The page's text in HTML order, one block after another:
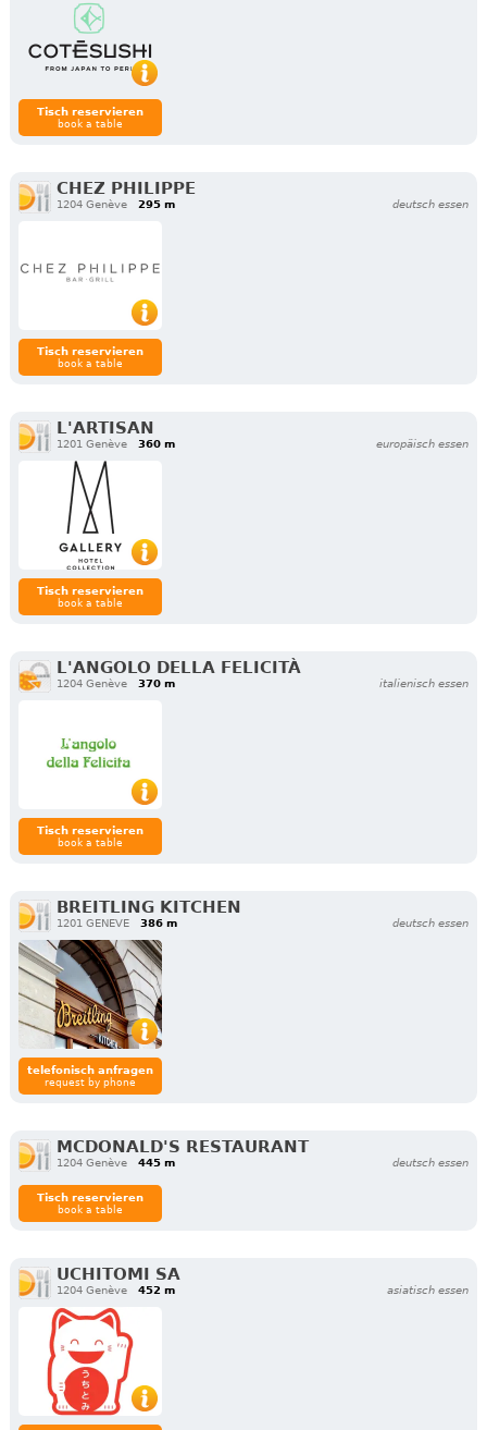
Tisch reservieren
book a table
CHEZ PHILIPPE
1204 Genève 295 m deutsch essen
Tisch reservieren
book a table
L'ARTISAN
1201 Genève 360 m europäisch essen
Tisch reservieren
book a table
L'ANGOLO DELLA FELICITÀ
1204 Genève 370 m italienisch essen
Tisch reservieren
book a table
BREITLING KITCHEN
1201 GENEVE 386 m deutsch essen
telefonisch anfragen
request by phone
MCDONALD'S RESTAURANT
1204 Genève 445 m deutsch essen
Tisch reservieren
book a table
UCHITOMI SA
1204 Genève 452 m asiatisch essen